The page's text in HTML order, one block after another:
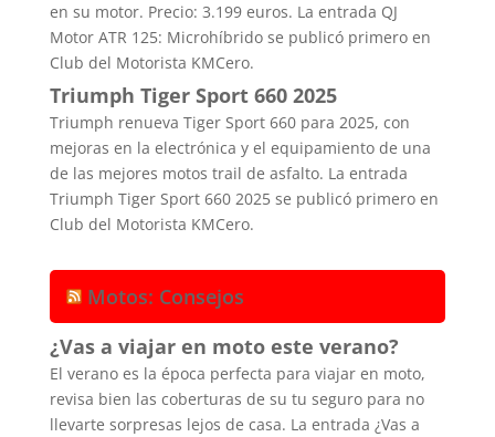
en su motor. Precio: 3.199 euros. La entrada QJ
Motor ATR 125: Microhíbrido se publicó primero en
Club del Motorista KMCero.
Triumph Tiger Sport 660 2025
Triumph renueva Tiger Sport 660 para 2025, con
mejoras en la electrónica y el equipamiento de una
de las mejores motos trail de asfalto. La entrada
Triumph Tiger Sport 660 2025 se publicó primero en
Club del Motorista KMCero.
Motos: Consejos
¿Vas a viajar en moto este verano?
El verano es la época perfecta para viajar en moto,
revisa bien las coberturas de su tu seguro para no
llevarte sorpresas lejos de casa. La entrada ¿Vas a